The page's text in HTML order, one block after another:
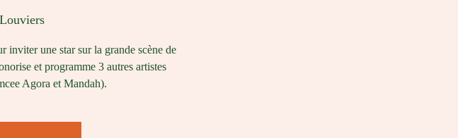
Louviers
inviter une star sur la grande scène de
et programme 3 autres artistes
Agora et Mandah).